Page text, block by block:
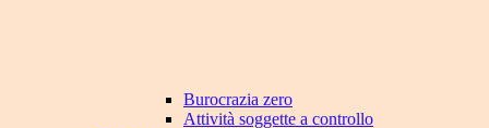
Burocrazia zero
Attività soggette a controllo